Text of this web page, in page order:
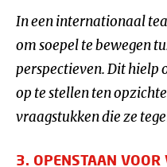
In een internationaal
om soepel te bewegen
perspectieven. Dit hielp
op te stellen ten
vraagstukken die ze
3. OPENSTAAN VOOR